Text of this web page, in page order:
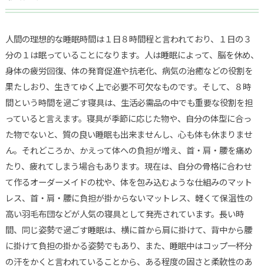
人間の理想的な睡眠時間は１日８時間程と言われており、１日の３
分の１は眠っていることになります。人は睡眠によって、脳を休め、
身体の疲労回復、体の発育促進や抗老化、病気の治癒などの役割を
果たしおり、生きてゆく上で必要不可欠なものです。そして、８時
間という時間を過ごす寝具は、生活必需品の中でも重要な役割を担
っていると言えます。寝具が季節に応じた物や、自分の体型に合っ
た物でないと、質の良い睡眠も出来ませんし、心も体も休まりませ
ん。それどころか、かえって体への負担が増え、首・肩・腰を痛め
たり、疲れてしまう場合もあります。現在は、自分の骨格に合わせ
て作るオーダーメイドの枕や、体を包み込むような仕組みのマット
レス、首・肩・腰に負担が掛からないマットレス、軽くて保温性の
高い羽毛布団などが人気の寝具として発売されています。長い時
間、同じ姿勢で過ごす睡眠は、横に首から肩に掛けて、背中から腰
に掛けて負担の掛かる姿勢でもあり、また、睡眠中はコップ一杯分
の汗をかくと言われていることから、ある程度の固さと柔軟性のあ